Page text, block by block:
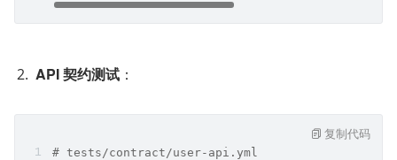
API 契约测试 ：
# tests/contract/user-api.yml
复制代码